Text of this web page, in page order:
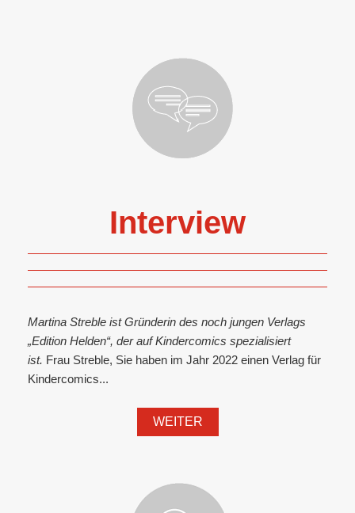
Interview
Martina Streble ist Gründerin des noch jungen Verlags
„Edition Helden“, der auf Kindercomics spezialisiert
ist. Frau Streble, Sie haben im Jahr 2022 einen Verlag für
Kindercomics...
WEITER